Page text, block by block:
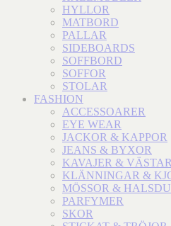
HYLLOR
MATBORD
PALLAR
SIDEBOARDS
SOFFBORD
SOFFOR
STOLAR
FASHION
ACCESSOARER
EYE WEAR
JACKOR & KAPPOR
JEANS & BYXOR
KAVAJER & VÄSTAR
KLÄNNINGAR &
MÖSSOR &
PARFYMER
SKOR